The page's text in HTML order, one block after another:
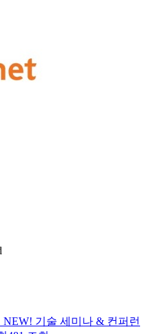
NEW! 기술 세미나 & 컨퍼런